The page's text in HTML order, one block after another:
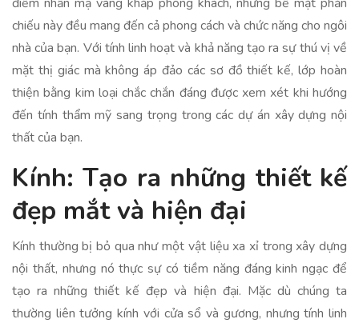
chiếu này đều mang đến cả phong cách và chức năng cho ngôi
nhà của bạn. Với tính linh hoạt và khả năng tạo ra sự thú vị về
mặt thị giác mà không áp đảo các sơ đồ thiết kế, lớp hoàn
thiện bằng kim loại chắc chắn đáng được xem xét khi hướng
đến tính thẩm mỹ sang trọng trong các dự án xây dựng nội
thất của bạn.
Kính: Tạo ra những thiết kế
đẹp mắt và hiện đại
Kính thường bị bỏ qua như một vật liệu xa xỉ trong xây dựng
nội thất, nhưng nó thực sự có tiềm năng đáng kinh ngạc để
tạo ra những thiết kế đẹp và hiện đại. Mặc dù chúng ta
thường liên tưởng kính với cửa sổ và gương, nhưng tính linh